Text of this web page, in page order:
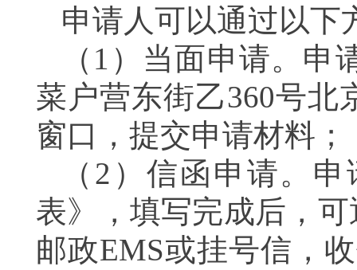
申请人可以通过以
（1）当面申请。
菜户营东街乙360号北
窗口，提交申请材
（2）信函申请。
表》，填写完成后，
邮政EMS或挂号信，